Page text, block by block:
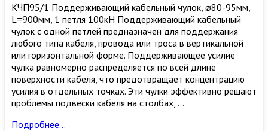
КЧП95/1 Поддерживающий кабельный чулок, ⌀80-95мм,
L=900мм, 1 петля 100кН Поддерживающий кабельный
чулок с одной петлей предназначен для поддержания
любого типа кабеля, провода или троса в вертикальной
или горизонтальной форме. Поддерживающее усилие
чулка равномерно распределяется по всей длине
поверхности кабеля, что предотвращает концентрацию
усилия в отдельных точках. Эти чулки эффективно решают
проблемы подвески кабеля на столбах, …
КЧП95/1
Подробнее…